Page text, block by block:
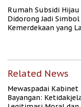
Rumah Subsidi Hijau
Didorong Jadi Simbol
Kemerdekaan yang
Related News
Mewaspadai Kabinet
Bayangan: